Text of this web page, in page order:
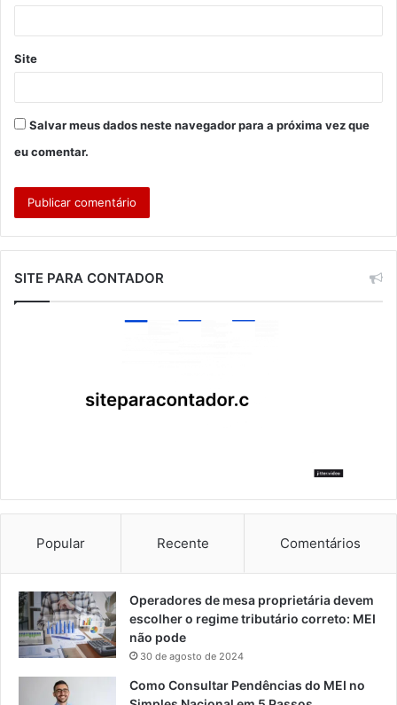
*
Site
Salvar meus dados neste navegador para a próxima vez que
eu comentar.
SITE PARA CONTADOR
Popular Recente Comentários
Operadores de mesa proprietária devem
escolher o regime tributário correto: MEI
não pode
30 de agosto de 2024
Como Consultar Pendências do MEI no